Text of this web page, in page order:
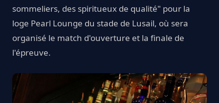
sommeliers, des spiritueux de qualité" pour la
loge Pearl Lounge du stade de Lusail, où sera
organisé le match d'ouverture et la finale de
l'épreuve.